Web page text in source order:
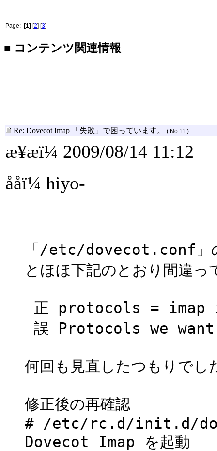
Page: [1] [2] [3]
■ コンテンツ関連情報
Re: Dovecot Imap 「失敗」で困っています。 ( No.11 )
æ¥æï¼ 2009/08/14 11:12
ååï¼ hiyo-
「/etc/dovecot.conf」
とほほ下記のとおり間違っ
正 protocols = imap
誤 Protocols we
何回も見直したつもりでし
修正後の再確認
# /etc/rc.d/init.d/
Dovecot Imap を起動